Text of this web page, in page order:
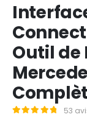
Outil
53